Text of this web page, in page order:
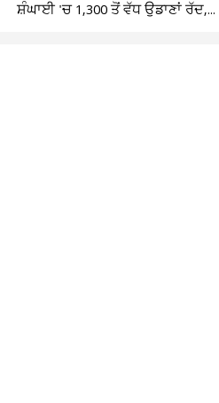
ਸ਼ੰਘਾਈ 'ਚ 1,300 ਤੋਂ ਵੱਧ ਉਡਾਣਾਂ ਰੱਦ,...